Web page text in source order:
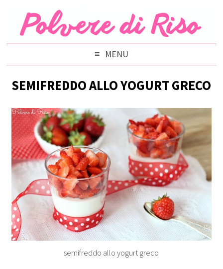
MENU
SEMIFREDDO ALLO YOGURT GRECO
semifreddo allo yogurt greco